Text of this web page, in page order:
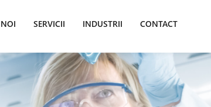
NOI SERVICII INDUSTRII CONTACT